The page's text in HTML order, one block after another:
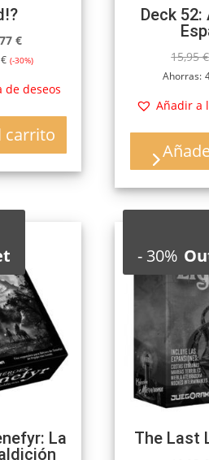
€.
€El
precio
es:
9,77 €.
€ (-30%)
de deseos
carrito
Deck
15,95€
Ahorras:
Añadir a
La
- 30%
The Last